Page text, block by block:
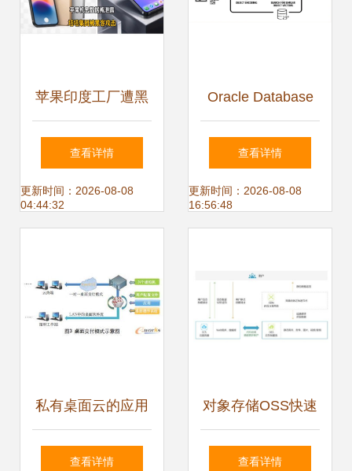
苹果印度工厂遭黑
客血洗?630gb数据
泄露iphone 18 pro
查看详情
更新时间：2026-08-08
04:44:32
Oracle Database
23ai正式发布 近50
年历史数据库巨头
查看详情
更新时间：2026-08-08
16:56:48
私有桌面云的应用
与挑战 数据处理与
查看详情
对象存储OSS快速
入门 掌握数据处理
查看详情